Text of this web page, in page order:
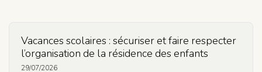
Vacances scolaires : sécuriser et faire respecter
l’organisation de la résidence des enfants
29/07/2026